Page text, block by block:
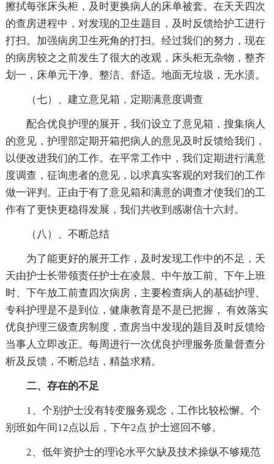
擦拭每张床头柜，及时更换病人的床单被套。在天天四次
的查房进程中，对发现的卫生题目，及时反馈给护工进行
打扫。加强病房卫生死角的打扫。经过我们的努力，现在
的病房较之之前发生了很大的改观，床头柜无杂物，整齐
划一，床单元干净、整洁、舒适。地面无垃圾，无水渍。
（七）、建立意见箱，定期满意度调查
配合优良护理的展开，我们设立了意见箱，搜集病人
的意见，护理部定期开箱把病人的意见及时反馈给我们，
以便改进我们的工作。在平常工作中，我们定期进行满意
度调查，征询患者的意见，以求真实客观的对我们的工作
做一评判。正由于有了意见箱和满意的调查才使我们的工
作有了更快更稳得发展，我们共收到感谢信十六封。
（八）、不断总结
为了能更好的展开工作，及时发现工作中的不足，天
天由护士长带领责任护士在凌晨、中午放工前、下午上班
时、下午放工前查四次病房，主要检查病人的基础护理、
专科护理是不是到位，健康教育是不是已把握， 有效落实
优良护理三级查房制度，查房当中发现的题目及时反馈给
当事人立即改正。每周进行一次优良护理服务质量督查分
析及反馈，不断总结，精益求精。
二、存在的不足
1、个别护士没有转变服务观念，工作比较松懈。个
别班如午间12点以后，下午2点 护士巡回不够。
2、低年资护士的理论水平欠缺及技术操纵不够规范